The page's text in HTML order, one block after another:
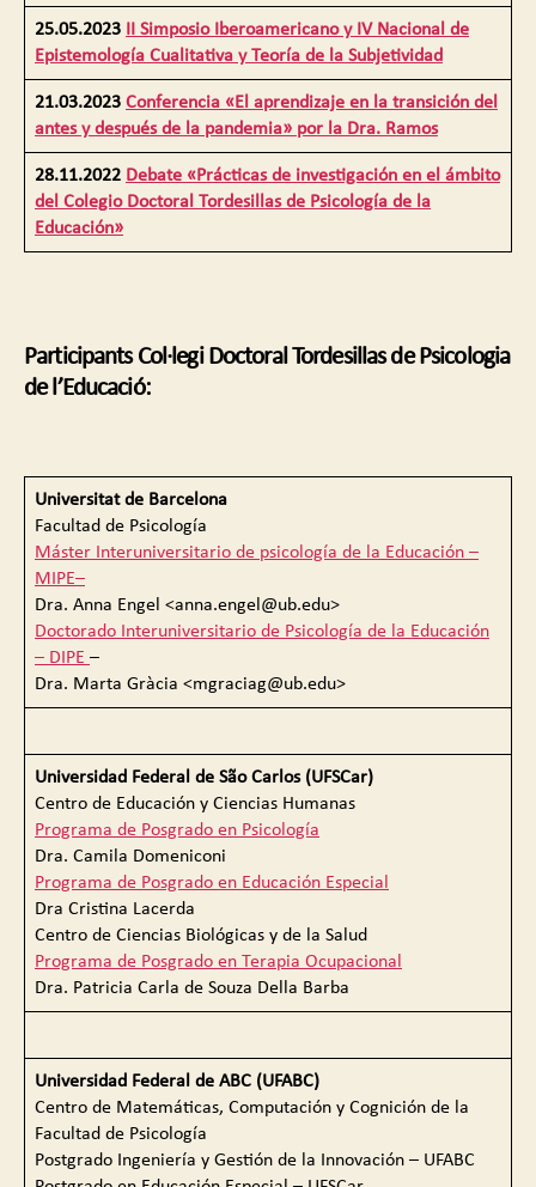
25.05.2023 II Simposio Iberoamericano y IV Nacional de
Epistemología Cualitativa y Teoría de la Subjetividad
21.03.2023 Conferencia «El aprendizaje en la transición del
antes y después de la pandemia» por la Dra. Ramos
28.11.2022 Debate «Prácticas de investigación en el ámbito
del Colegio Doctoral Tordesillas de Psicología de la
Educación»
Participants Col·legi Doctoral Tordesillas de Psicologia
de l’Educació:
Universitat de Barcelona
Facultad de Psicología
Máster Interuniversitario de psicología de la Educación ­–
MIPE–
Dra. Anna Engel <anna.engel@ub.edu>
Doctorado Interuniversitario de Psicología de la Educación
– DIPE –
Dra. Marta Gràcia <mgraciag@ub.edu>
Universidad Federal de São Carlos (UFSCar)
Centro de Educación y Ciencias Humanas
Programa de Posgrado en Psicología
Dra. Camila Domeniconi
Programa de Posgrado en Educación Especial
Dra Cristina Lacerda
Centro de Ciencias Biológicas y de la Salud
Programa de Posgrado en Terapia Ocupacional
Dra. Patricia Carla de Souza Della Barba
Universidad Federal de ABC (UFABC)
Centro de Matemáticas, Computación y Cognición de la
Facultad de Psicología
Postgrado Ingeniería y Gestión de la Innovación – UFABC